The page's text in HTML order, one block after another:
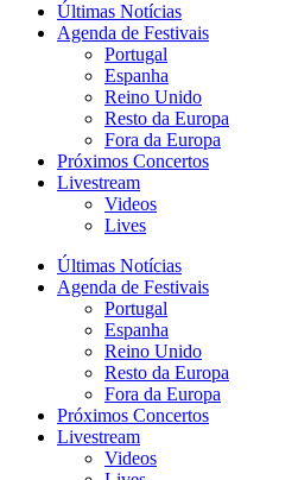
Últimas Notícias
Agenda de Festivais
Portugal
Espanha
Reino Unido
Resto da Europa
Fora da Europa
Próximos Concertos
Livestream
Videos
Lives
Últimas Notícias
Agenda de Festivais
Portugal
Espanha
Reino Unido
Resto da Europa
Fora da Europa
Próximos Concertos
Livestream
Videos